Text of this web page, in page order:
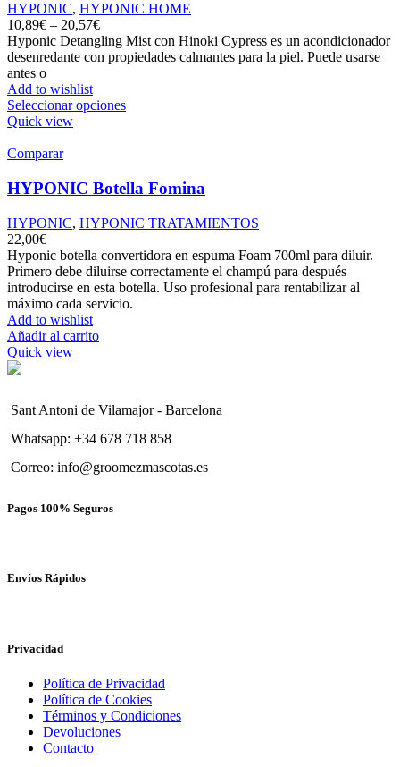
HYPONIC, HYPONIC HOME
10,89€ – 20,57€
Hyponic Detangling Mist con Hinoki Cypress es un acondicionador
desenredante con propiedades calmantes para la piel. Puede usarse
antes o
Add to wishlist
Seleccionar opciones
Quick view
Comparar
HYPONIC Botella Fomina
HYPONIC, HYPONIC TRATAMIENTOS
22,00€
Hyponic botella convertidora en espuma Foam 700ml para diluir.
Primero debe diluirse correctamente el champú para después
introducirse en esta botella. Uso profesional para rentabilizar al
máximo cada servicio.
Add to wishlist
Añadir al carrito
Quick view
Sant Antoni de Vilamajor - Barcelona
Whatsapp: +34 678 718 858
Correo: info@groomezmascotas.es
Pagos 100% Seguros
Envíos Rápidos
Privacidad
Política de Privacidad
Política de Cookies
Términos y Condiciones
Devoluciones
Contacto